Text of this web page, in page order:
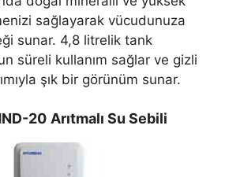
sağlayarak vücudunuza
sunar. 4,8 litrelik tank
süreli kullanım sağlar ve gizli
şık bir görünüm sunar.
20 Arıtmalı Su Sebili